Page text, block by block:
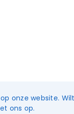
onze website.
ons op.